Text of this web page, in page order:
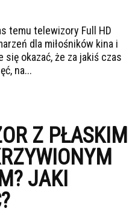
temu telewizory Full HD
dla miłośników kina i
się okazać, że za jakiś czas
na...
Z PŁASKIM
JAKI